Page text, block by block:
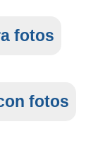
fotos
fotos